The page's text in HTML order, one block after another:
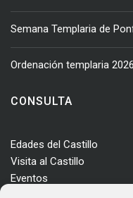
Semana Templaria de
Ordenación templaria 2026
CONSULTA
Edades del Castillo
Visita al Castillo
Eventos